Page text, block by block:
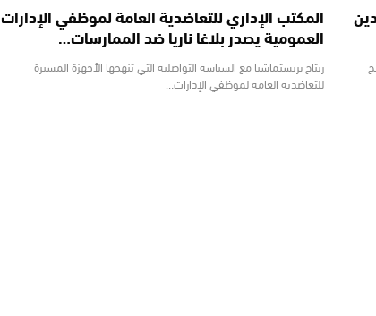
المكتب الإداري للتعاضدية العامة لموظفي الإدارات
العمومية يصدر بلاغا ناريا ضد الممارسات…
ريتاج بريستماشيا مع السياسة التواصلية التي تنهجها الأجهزة المسيرة
للتعاضدية العامة لموظفي الإدارات…